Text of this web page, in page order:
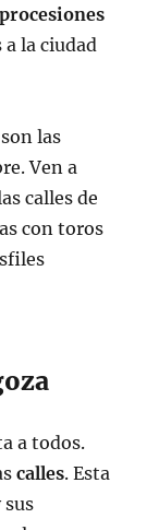
procesiones
la ciudad
las
Ven a
calles de
con toros
a todos.
calles. Esta
sus